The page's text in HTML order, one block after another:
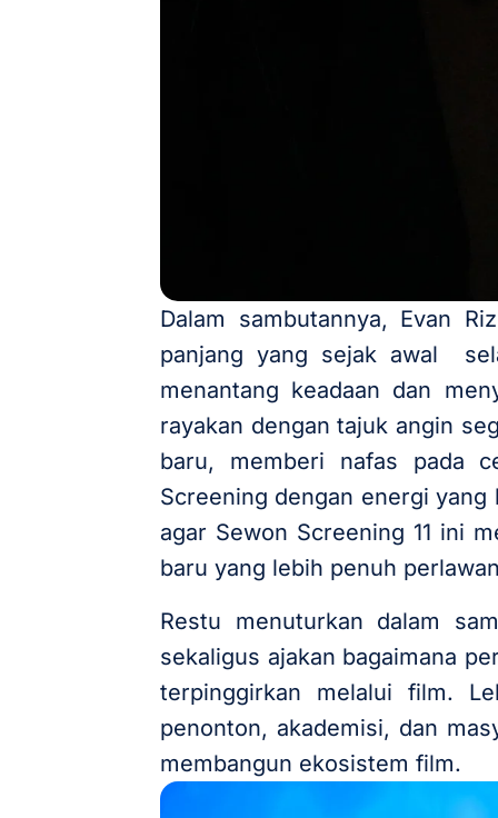
Dalam sambutannya, Evan
panjang yang sejak awal
menantang keadaan dan
rayakan dengan tajuk angin
baru, memberi nafas pada
Screening dengan energi
agar Sewon Screening 11 ini
baru yang lebih penuh
Restu menuturkan dalam
sekaligus ajakan bagaimana
terpinggirkan melalui film.
penonton, akademisi, dan
membangun ekosistem film.